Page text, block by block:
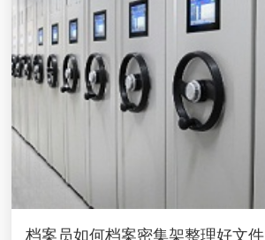
档案员如何档案密集架整理好文件